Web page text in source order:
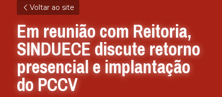
Voltar ao site
Em reunião com Reitoria,
SINDUECE discute retorno
presencial e implantação
do PCCV